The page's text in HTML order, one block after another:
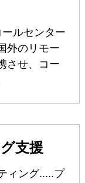
ルセンター
外のリモー
させ、コー
支援
ィング.....プ